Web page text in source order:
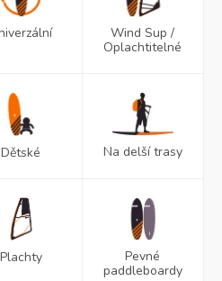
Wind Sup /
Oplachtitelné
Dětské Na delší trasy
Plachty
Pevné
paddleboardy